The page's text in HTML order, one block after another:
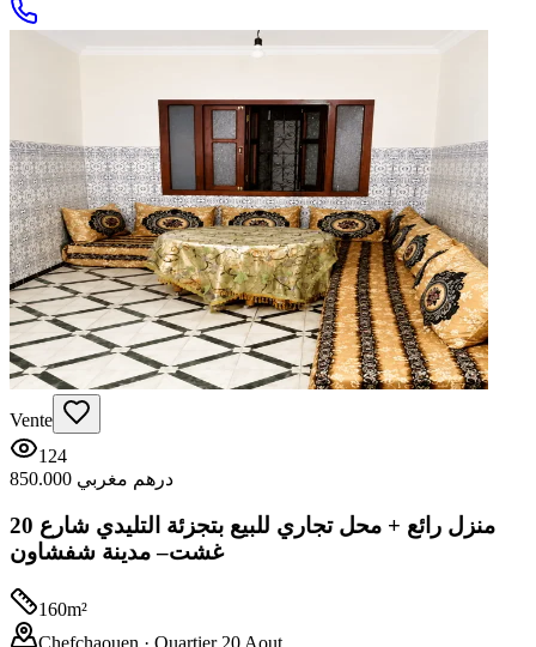
Vente
124
850.000 درهم مغربي
منزل رائع + محل تجاري للبيع بتجزئة التليدي شارع 20
غشت– مدينة شفشاون
160m²